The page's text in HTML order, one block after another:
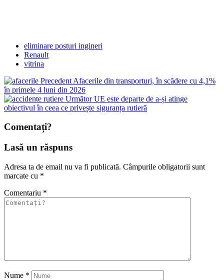
eliminare posturi ingineri
Renault
vitrina
Precedent Afacerile din transporturi, în scădere cu 4,1%
în primele 4 luni din 2026
Următor UE este departe de a-și atinge
obiectivul în ceea ce privește siguranța rutieră
Comentați?
Lasă un răspuns
Adresa ta de email nu va fi publicată. Câmpurile obligatorii sunt
marcate cu *
Comentariu *
Nume *